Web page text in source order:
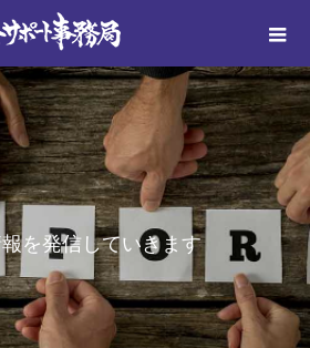
報を発信 していき ま す